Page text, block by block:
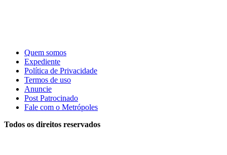
Quem somos
Expediente
Política de Privacidade
Termos de uso
Anuncie
Post Patrocinado
Fale com o Metrópoles
Todos os direitos reservados